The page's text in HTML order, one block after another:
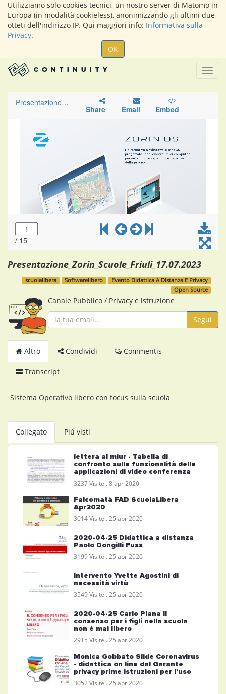
Utilizziamo solo cookies tecnici, un nostro server di Matomo in
Europa (in modalità cookieless), anonimizzando gli ultimi due
otteti dell'indirizzo IP. Qui maggiori info: Informativa sulla
Privacy.
OK
Presentazione_Zorin_Scuole_Friuli_17.07.2023
Evento Didattica A Distanza E Privacy
Softwarelibero
scuolalibera
Open Source
Canale Pubblico / Privacy e istruzione
Segui
Altro Condividi Commentis
Transcript
Sistema Operativo libero con focus sulla scuola
Collegato Più visti
lettera al miur - Tabella di
confronto sulle funzionalità delle
applicazioni di video conferenza
3237 Visite . 8 apr 2020
Falcomatà FAD ScuolaLibera
Apr2020
3014 Visite . 25 apr 2020
2020-04-25 Didattica a distanza
Paolo Dongilli Fuss
3199 Visite . 25 apr 2020
Intervento Yvette Agostini di
necessità virtù
3549 Visite . 25 apr 2020
2020-04-25 Carlo Piana Il
consenso per i figli nella scuola
non è mai libero
2915 Visite . 25 apr 2020
Monica Gobbato Slide Coronavirus
- didattica on line dal Garante
privacy prime istruzioni per l’uso
3052 Visite . 25 apr 2020